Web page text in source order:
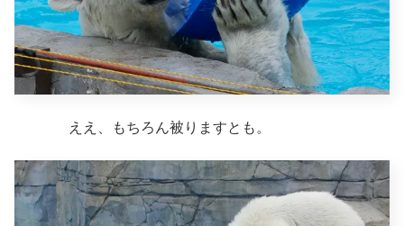
ええ、もちろん被りますとも。